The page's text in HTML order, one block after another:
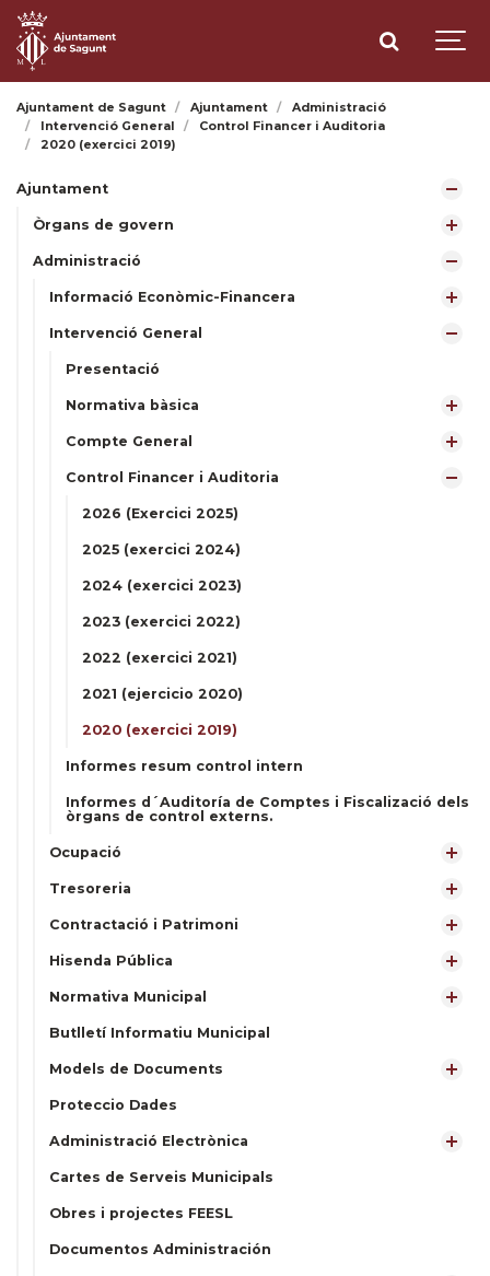
Ajuntament de Sagunt Ajuntament
Administració
Intervenció General
Control Financer i Auditoria
2020 (exercici 2019)
Ajuntament
Òrgans de govern
Administració
Informació Econòmic-Financera
Intervenció General
Presentació
Normativa bàsica
Compte General
Control Financer i Auditoria
2026 (Exercici 2025)
2025 (exercici 2024)
2024 (exercici 2023)
2023 (exercici 2022)
2022 (exercici 2021)
2021 (ejercicio 2020)
2020 (exercici 2019)
Informes resum control intern
Informes d´Auditoría de Comptes i Fiscalizació dels
òrgans de control externs.
Ocupació
Tresoreria
Contractació i Patrimoni
Hisenda Pública
Normativa Municipal
Butlletí Informatiu Municipal
Models de Documents
Proteccio Dades
Administració Electrònica
Cartes de Serveis Municipals
Obres i projectes FEESL
Documentos Administración